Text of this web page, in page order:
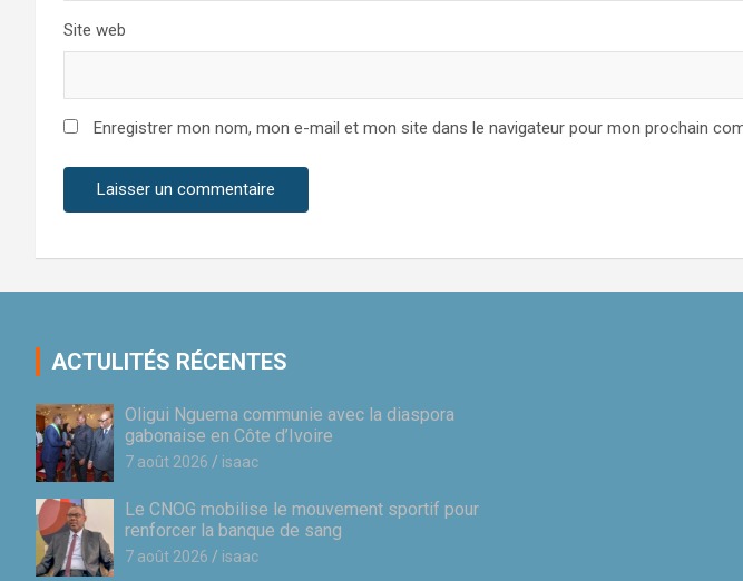
Site web
Enregistrer mon nom, mon e-mail et mon site dans le navigateur pour mon prochain
ACTULITÉS RÉCENTES
Oligui Nguema communie avec la diaspora
gabonaise en Côte d’Ivoire
7 août 2026 isaac
Le CNOG mobilise le mouvement sportif pour
renforcer la banque de sang
7 août 2026 isaac